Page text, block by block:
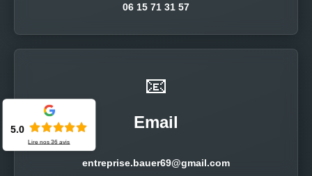
06 15 71 31 57
📧
Email
entreprise.bauer69@gmail.com
5.0
Lire nos36 avis